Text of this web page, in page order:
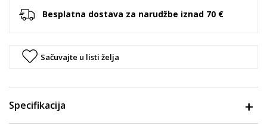
Besplatna dostava za narudžbe iznad 70 €
Sačuvajte u listi želja
Specifikacija